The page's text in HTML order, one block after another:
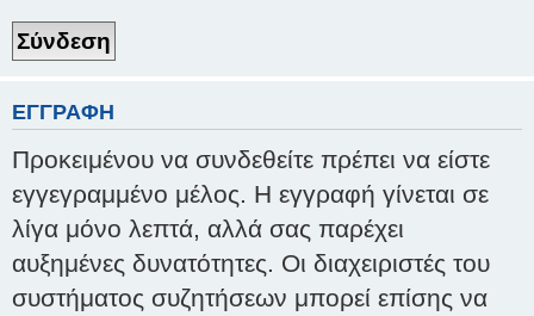
ΕΓΓΡΑΦΉ
Προκειμένου να συνδεθείτε πρέπει να είστε
εγγεγραμμένο μέλος. Η εγγραφή γίνεται σε
λίγα μόνο λεπτά, αλλά σας παρέχει
αυξημένες δυνατότητες. Οι διαχειριστές του
συστήματος συζητήσεων μπορεί επίσης να